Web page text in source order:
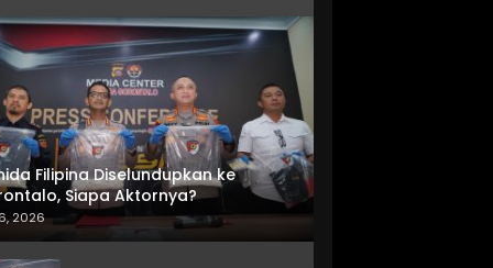
Filipina Diselundupkan ke
Siapa Aktornya?
2026